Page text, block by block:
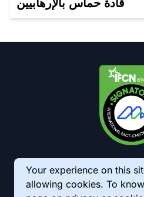
قادة حماس بالإرهابيين
Your experience on this
allowing cookies. To